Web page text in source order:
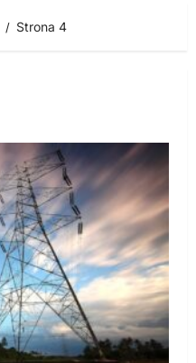
Strona 4